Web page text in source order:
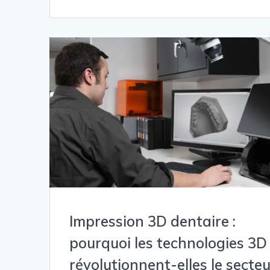
Impression 3D dentaire :
pourquoi les technologies 3D
révolutionnent-elles le